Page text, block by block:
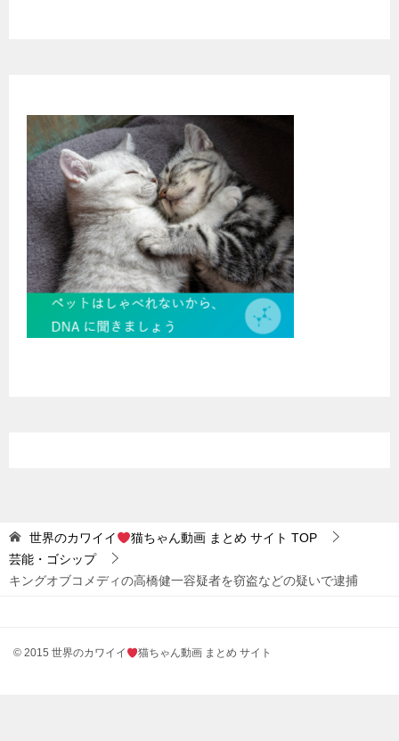
世界のカワイイ 猫ちゃん動画 まとめ サイト TOP
芸能・ゴシップ
キングオブコメディの高橋健一容疑者を窃盗などの疑いで逮捕
© 2015 世界のカワイイ 猫ちゃん動画 まとめ サイト